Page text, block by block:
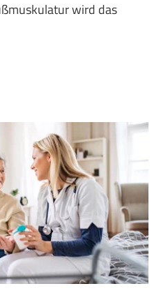
wird das